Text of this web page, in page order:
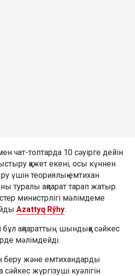
чат-топтарда 10 сәуірге дейін
қажет екені, осы күннен
үшін теориялық емтихан
туралы ақпарат тарап жатыр.
министрлігі мәлімдеме
Azattyq Rýhy.
бұл ақпараттың шындыққа сәйкес
мәлімдейді.
беру және емтихандарды
сәйкес жүргізуші куәлігін